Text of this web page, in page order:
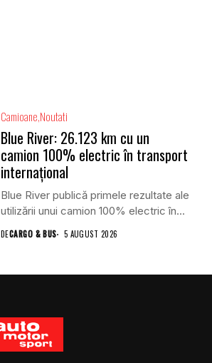
Camioane Noutati
Blue River: 26.123 km cu un
camion 100% electric în transport
internațional
Blue River publică primele rezultate ale
utilizării unui camion 100% electric în...
DECARGO & BUS 5 AUGUST 2026